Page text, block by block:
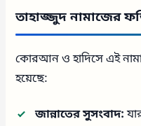
তাহাজ্জুদ নামাজের
কোরআন ও হাদিসে এই
হয়েছে:
জান্নাতের সুসংবাদ: